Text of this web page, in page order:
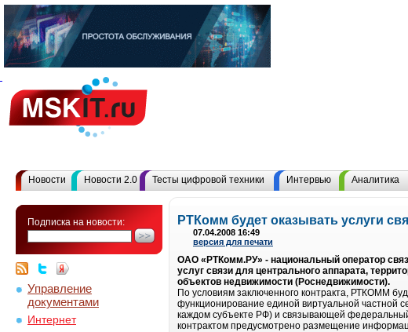
Новости Новости 2.0 Тесты цифровой техники Интервью Аналитика
Подписка на новости:
Управление
документами
Интернет
РТКомм будет оказывать услуги
07.04.2008 16:49
версия для печати
ОАО «РТКомм.РУ» - национальный оператор
услуг связи для центрального аппарата,
объектов недвижимости (Роснедвижимости).
По условиям заключенного контракта, РТКОММ
функционирование единой виртуальной частной
каждом субъекте РФ) и связывающей
контрактом предусмотрено размещение